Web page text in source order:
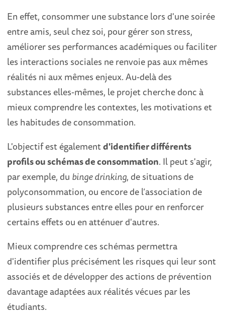
En effet, consommer une substance lors d'une soirée
entre amis, seul chez soi, pour gérer son stress,
améliorer ses performances académiques ou faciliter
les interactions sociales ne renvoie pas aux mêmes
réalités ni aux mêmes enjeux. Au-delà des
substances elles-mêmes, le projet cherche donc à
mieux comprendre les contextes, les motivations et
les habitudes de consommation.
L'objectif est égalementd'identifier différents
profils ou schémas de consommation. Il peut s'agir,
par exemple, du binge drinking, de situations de
polyconsommation, ou encore de l’association de
plusieurs substances entre elles pour en renforcer
certains effets ou en atténuer d'autres.
Mieux comprendre ces schémas permettra
d'identifier plus précisément les risques qui leur sont
associés et de développer des actions de prévention
davantage adaptées aux réalités vécues par les
étudiants.